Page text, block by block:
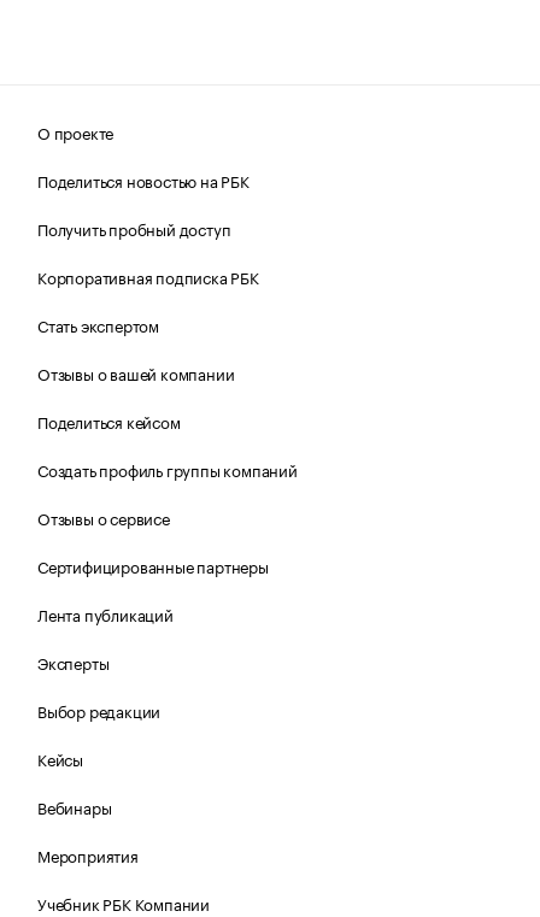
О проекте
Поделиться новостью на РБК
Получить пробный доступ
Корпоративная подписка РБК
Стать экспертом
Отзывы о вашей компании
Поделиться кейсом
Создать профиль группы компаний
Отзывы о сервисе
Сертифицированные партнеры
Лента публикаций
Эксперты
Выбор редакции
Кейсы
Вебинары
Мероприятия
Учебник РБК Компании